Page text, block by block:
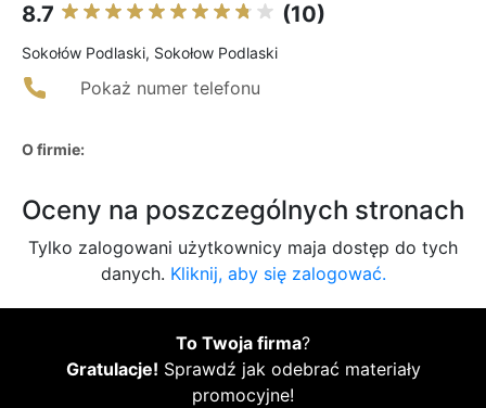
8.7 (10)
Sokołów Podlaski, Sokołow Podlaski
Pokaż numer telefonu
O firmie:
Oceny na poszczególnych stronach
Tylko zalogowani użytkownicy maja dostęp do tych
danych. Kliknij, aby się zalogować.
To Twoja firma?
Gratulacje! Sprawdź jak odebrać materiały
promocyjne!